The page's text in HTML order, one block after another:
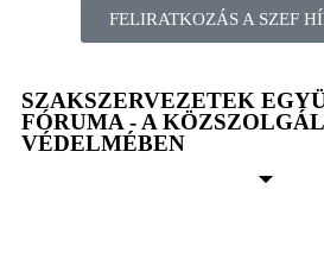
FELIRATKOZÁS A SZEF
SZAKSZERVEZETEK
FÓRUMA - A
VÉDELMÉBEN